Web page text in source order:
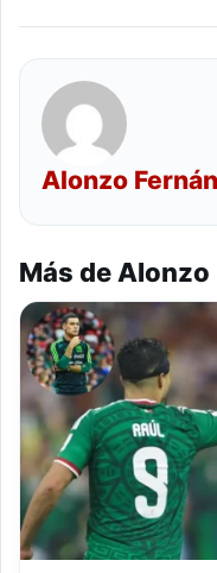
Alonzo
Más de Alonzo